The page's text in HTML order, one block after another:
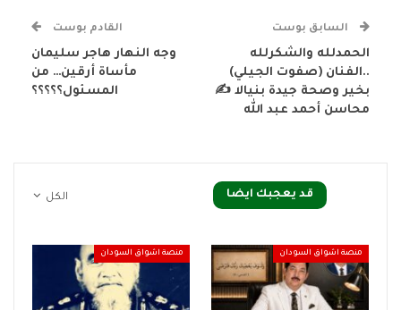
السابق بوست
الحمدلله والشكرلله
..الفنان (صفوت الجيلي)
بخير وصحة جيدة بنيالا ✍️
محاسن أحمد عبد الله
القادم بوست
وجه النهار هاجر سليمان
مأساة أرقين… من
المسئول؟؟؟؟؟
الكل قد يعجبك ايضا
منصة اشواق السودان منصة اشواق السودان